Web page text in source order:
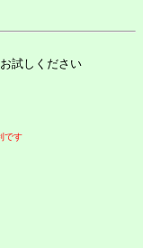
試しください
です